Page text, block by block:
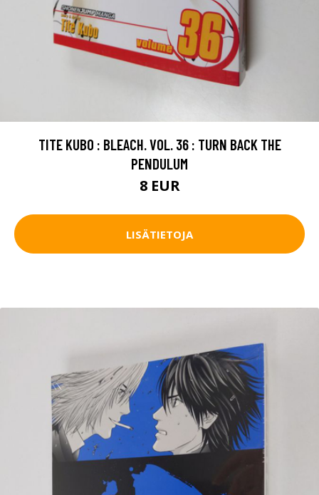
TITE KUBO : BLEACH. VOL. 36 : TURN BACK THE
PENDULUM
8 EUR
LISÄTIETOJA